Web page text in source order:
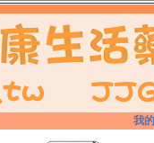
我